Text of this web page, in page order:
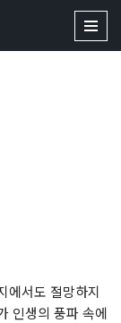
에서도 절망하지
인생의 풍파 속에